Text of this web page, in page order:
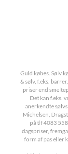
Guld købes. Sølv
& sølv, f.eks.
priser end
Det kan f.eks.
anerkendte
Michelsen,
på tlf 4083
dagspriser,
form af pas eller